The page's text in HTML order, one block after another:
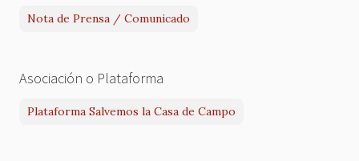
Nota de Prensa / Comunicado
Asociación o Plataforma
Plataforma Salvemos la Casa de Campo